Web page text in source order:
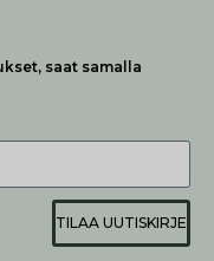
saat samalla
TILAA UUTISKIRJE